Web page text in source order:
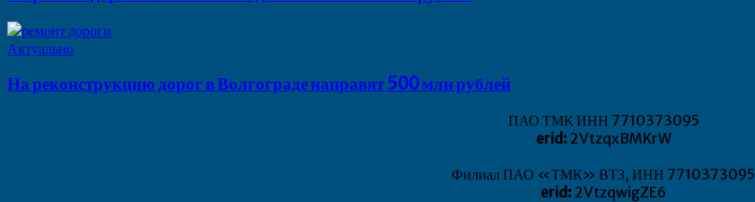
Актуально
На реконструкцию дорог в Волгограде направят 500 млн рублей
ПАО ТМК ИНН 7710373095
erid:2VtzqxBMKrW
Филиал ПАО «ТМК» ВТЗ, ИНН 7710373095
erid:2VtzqwigZE6